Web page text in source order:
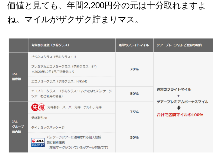
価値と見ても、年間2,200円分の元は十分取れますよ
ね。マイルがザクザク貯まりマス。